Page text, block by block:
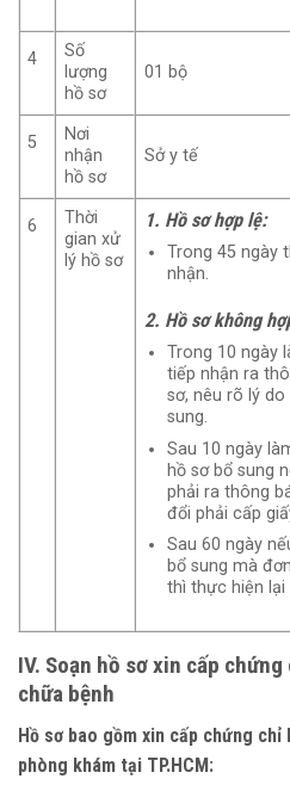
4
Số
lượng
hồ sơ
01 bộ
5
Nơi
nhận
hồ sơ
Sở y tế
6
Thời
gian xử
lý hồ sơ
1. Hồ sơ hợp lệ:
Trong 45 ngày
nhận.
2. Hồ sơ không
Trong 10 ngày
tiếp nhận ra
sơ, nêu rõ lý
sung.
Sau 10 ngày
hồ sơ bổ sung
phải ra thông
đổi phải cấp
Sau 60 ngày
bổ sung mà
thì thực hiện lại
IV. Soạn hồ sơ xin cấp
chữa bệnh
Hồ sơ bao gồm xin cấp chứng chỉ
phòng khám tại TP.HCM: